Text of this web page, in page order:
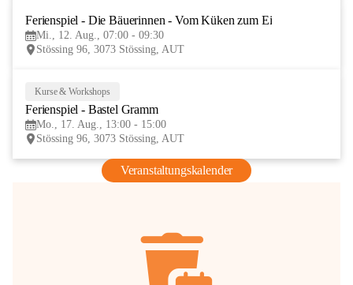
Ferienspiel - Die Bäuerinnen - Vom Küken zum Ei
Mi., 12. Aug., 07:00 - 09:30
Stössing 96, 3073 Stössing, AUT
Kurse & Workshops
Ferienspiel - Bastel Gramm
Mo., 17. Aug., 13:00 - 15:00
Stössing 96, 3073 Stössing, AUT
Veranstaltungskalender